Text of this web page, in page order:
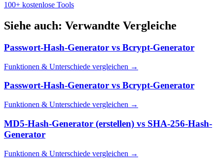
100+ kostenlose Tools
Siehe auch: Verwandte Vergleiche
Passwort-Hash-Generator vs Bcrypt-Generator
Funktionen & Unterschiede vergleichen →
Passwort-Hash-Generator vs Bcrypt-Generator
Funktionen & Unterschiede vergleichen →
MD5-Hash-Generator (erstellen) vs SHA-256-Hash-
Generator
Funktionen & Unterschiede vergleichen →